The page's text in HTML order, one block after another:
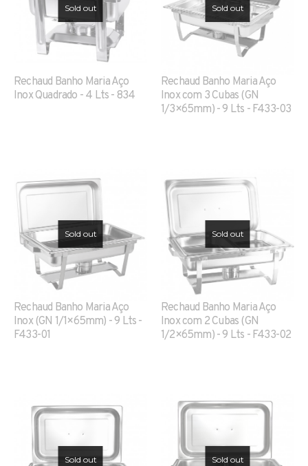
Sold out
Rechaud Banho Maria Aço
Inox Quadrado - 4 Lts - 834
Sold out
Rechaud Banho Maria Aço
Inox com 3 Cubas (GN
1/3×65mm) - 9 Lts - F433-03
Sold out
Rechaud Banho Maria Aço
Inox (GN 1/1×65mm) - 9 Lts -
F433-01
Sold out
Rechaud Banho Maria Aço
Inox com 2 Cubas (GN
1/2×65mm) - 9 Lts - F433-02
Sold out Sold out